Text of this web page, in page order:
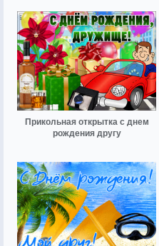
Прикольная открытка с днем
рождения другу